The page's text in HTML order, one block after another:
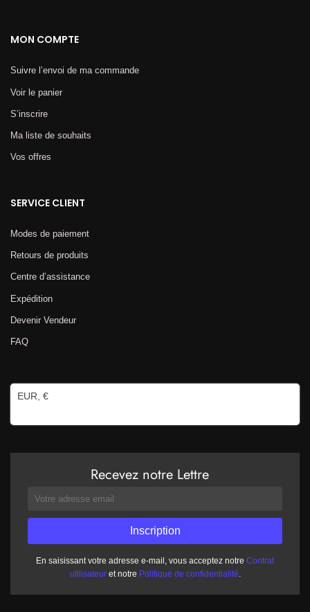
MON COMPTE
Suivre l’envoi de ma commande
Voir le panier
S’inscrire
Ma liste de souhaits
Vos offres
SERVICE CLIENT
Modes de paiement
Retours de produits
Centre d’assistance
Expédition
Devenir Vendeur
FAQ
EUR, €
Recevez notre Lettre
En saisissant votre adresse e-mail, vous acceptez notre Contrat
utilisateuret notre Politique de confidentialité.